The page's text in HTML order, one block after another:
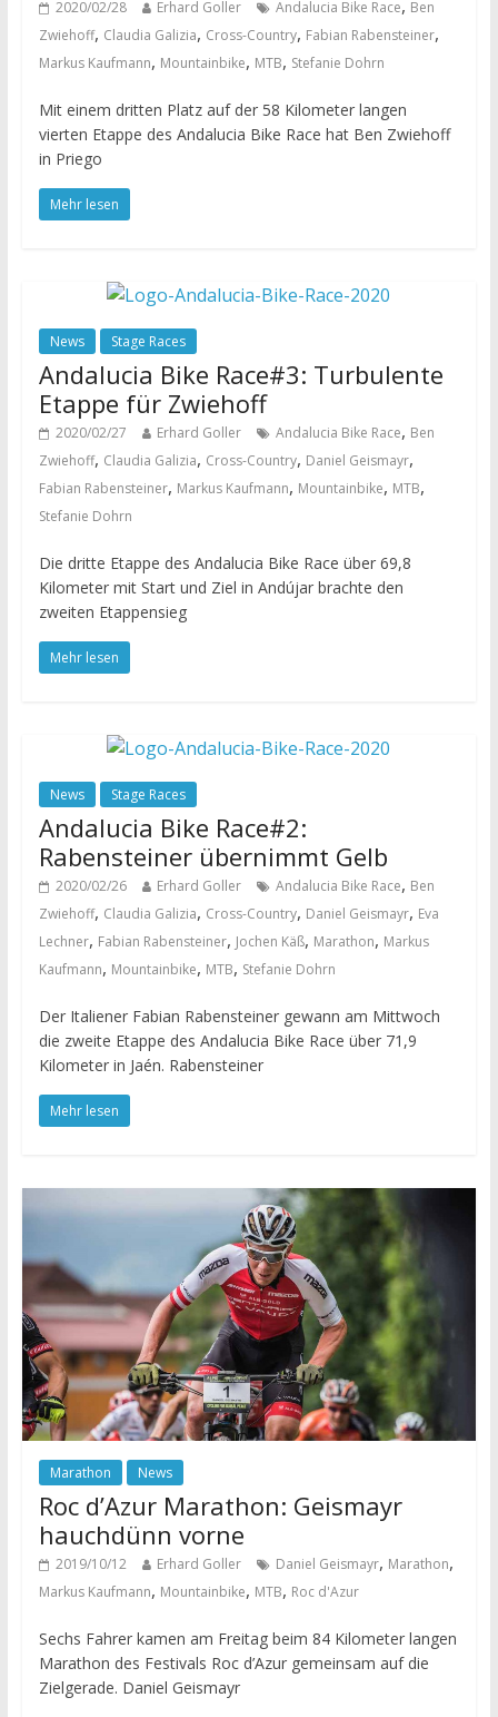
2020/02/28 Erhard Goller Andalucia Bike Race, Ben
Zwiehoff, Claudia Galizia, Cross-Country, Fabian Rabensteiner,
Markus Kaufmann, Mountainbike, MTB, Stefanie Dohrn
Mit einem dritten Platz auf der 58 Kilometer langen
vierten Etappe des Andalucia Bike Race hat Ben Zwiehoff
in Priego
Mehr lesen
News Stage Races
Andalucia Bike Race#3: Turbulente
Etappe für Zwiehoff
2020/02/27 Erhard Goller Andalucia Bike Race, Ben
Zwiehoff, Claudia Galizia, Cross-Country, Daniel Geismayr,
Fabian Rabensteiner, Markus Kaufmann, Mountainbike, MTB,
Stefanie Dohrn
Die dritte Etappe des Andalucia Bike Race über 69,8
Kilometer mit Start und Ziel in Andújar brachte den
zweiten Etappensieg
Mehr lesen
News Stage Races
Andalucia Bike Race#2:
Rabensteiner übernimmt Gelb
2020/02/26 Erhard Goller Andalucia Bike Race, Ben
Zwiehoff, Claudia Galizia, Cross-Country, Daniel Geismayr, Eva
Lechner, Fabian Rabensteiner, Jochen Käß, Marathon, Markus
Kaufmann, Mountainbike, MTB, Stefanie Dohrn
Der Italiener Fabian Rabensteiner gewann am Mittwoch
die zweite Etappe des Andalucia Bike Race über 71,9
Kilometer in Jaén. Rabensteiner
Mehr lesen
Marathon News
Roc d’Azur Marathon: Geismayr
hauchdünn vorne
2019/10/12 Erhard Goller Daniel Geismayr, Marathon,
Markus Kaufmann, Mountainbike, MTB, Roc d'Azur
Sechs Fahrer kamen am Freitag beim 84 Kilometer langen
Marathon des Festivals Roc d’Azur gemeinsam auf die
Zielgerade. Daniel Geismayr